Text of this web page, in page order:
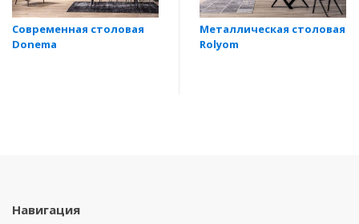
Современная столовая
Donema
Металлическая столовая
Rolyom
Навигация